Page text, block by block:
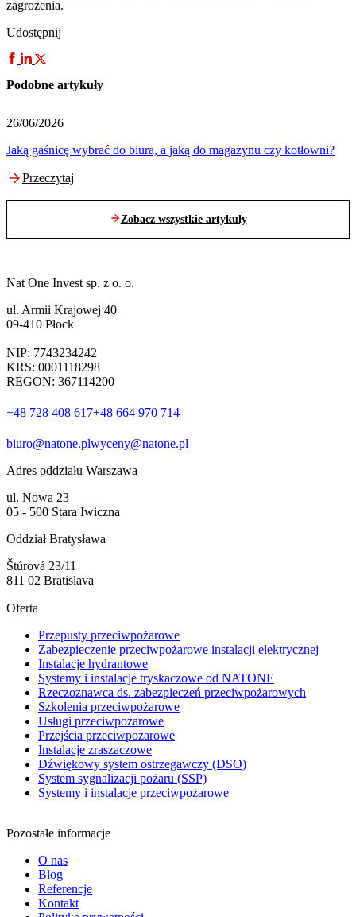
zagrożenia.
Udostępnij
Podobne artykuły
26/06/2026
Jaką gaśnicę wybrać do biura, a jaką do magazynu czy kotłowni?
Przeczytaj
Zobacz wszystkie artykuły
Nat One Invest sp. z o. o.
ul. Armii Krajowej 40
09-410 Płock
NIP: 7743234242
KRS: 0001118298
REGON: 367114200
+48 728 408 617+48 664 970 714
biuro@natone.plwyceny@natone.pl
Adres oddziału Warszawa
ul. Nowa 23
05 - 500 Stara Iwiczna
Oddział Bratysława
Štúrová 23/11
811 02 Bratislava
Oferta
Przepusty przeciwpożarowe
Zabezpieczenie przeciwpożarowe instalacji elektrycznej
Instalacje hydrantowe
Systemy i instalacje tryskaczowe od NATONE
Rzeczoznawca ds. zabezpieczeń przeciwpożarowych
Szkolenia przeciwpożarowe
Usługi przeciwpożarowe
Przejścia przeciwpożarowe
Instalacje zraszaczowe
Dźwiękowy system ostrzegawczy (DSO)
System sygnalizacji pożaru (SSP)
Systemy i instalacje przeciwpożarowe
Pozostałe informacje
O nas
Blog
Referencje
Kontakt